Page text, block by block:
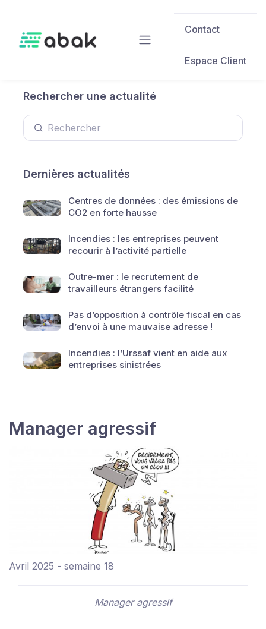
Contact
Espace Client
Rechercher une actualité
Dernières actualités
Centres de données : des émissions de
CO2 en forte hausse
Incendies : les entreprises peuvent
recourir à l’activité partielle
Outre-mer : le recrutement de
travailleurs étrangers facilité
Pas d’opposition à contrôle fiscal en cas
d’envoi à une mauvaise adresse !
Incendies : l’Urssaf vient en aide aux
entreprises sinistrées
Manager agressif
Avril 2025 - semaine 18
Manager agressif